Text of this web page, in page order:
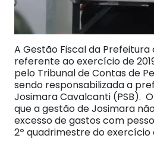
A Gestão Fiscal da
referente ao exercício de
pelo Tribunal de Contas de
sendo responsabilizada a
Josimara Cavalcanti (PSB).
que a gestão de Josimara
excesso de gastos com
2º quadrimestre do exercício